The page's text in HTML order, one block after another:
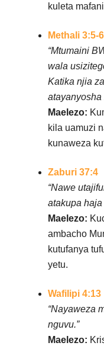
kuleta
Methali 3:5-6
“Mtumaini
wala
Katika njia
atayanyosha
Maelezo:
kila uamuzi
kunaweza
Zaburi 37:4
“Nawe
atakupa haja
Maelezo:
ambacho
kutufanya
yetu.
Wafilipi 4:13
“Nayaweza
nguvu.”
Maelezo: